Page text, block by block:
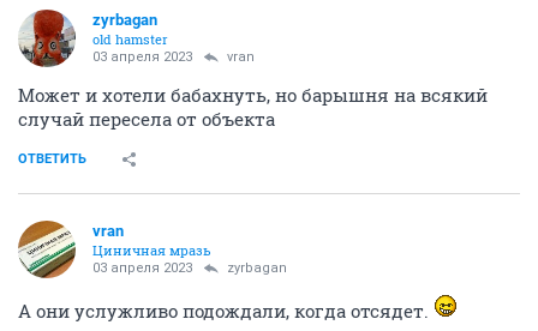
zyrbagan
old hamster
03 апреля 2023 vran
Может и хотели бабахнуть, но барышня на всякий
случай пересела от объекта
ОТВЕТИТЬ
vran
Циничная мразь
03 апреля 2023 zyrbagan
А они услужливо подождали, когда отсядет.